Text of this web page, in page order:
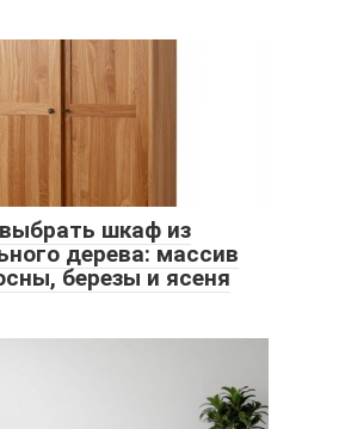
шкаф из
дерева: массив
березы и ясеня